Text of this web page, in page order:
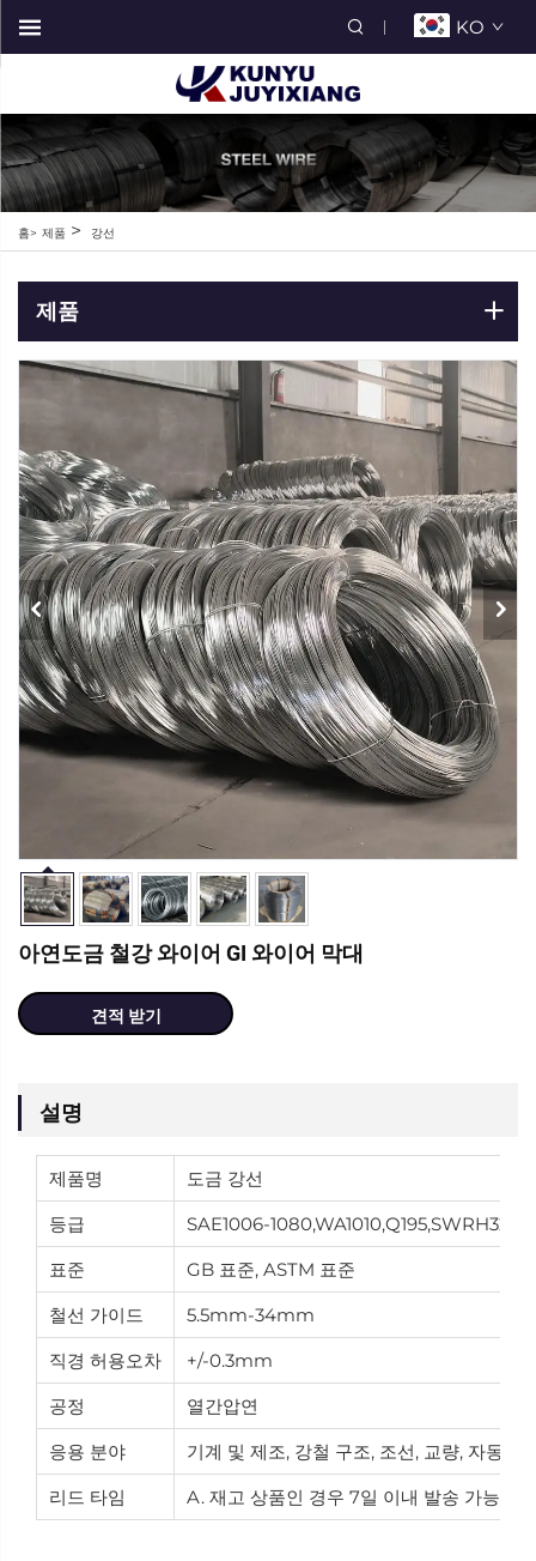
KO
홈> 제품 > 강선
제품
아연도금 철강 와이어 GI 와이어 막대
견적 받기
설명
제품명
도금 강선
등급
SAE1006-
표준
GB 표준, ASTM 표준
철선 가이드
5.5mm-34mm
직경 허용오차
+/-0.3mm
공정
열간압연
응용 분야
기계 및 제조, 강철 구조, 조선, 교량, 자동차
리드 타임
A. 재고 상품인 경우 7일 이내 발송 가능합